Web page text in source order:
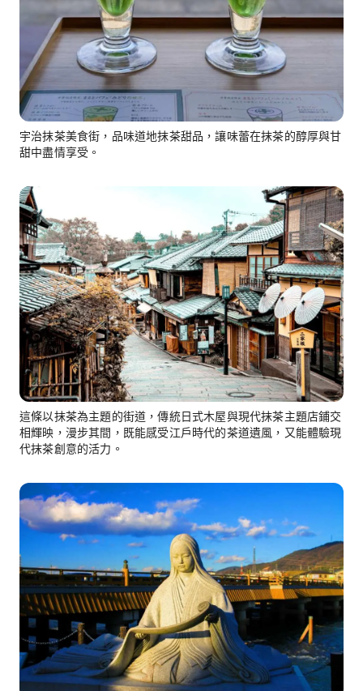
宇治抹茶美食街，品味道地抹茶甜品，讓味蕾在抹茶的醇厚與甘
甜中盡情享受。
這條以抹茶為主題的街道，傳統日式木屋與現代抹茶主題店鋪交
相輝映，漫步其間，既能感受江戶時代的茶道遺風，又能體驗現
代抹茶創意的活力。